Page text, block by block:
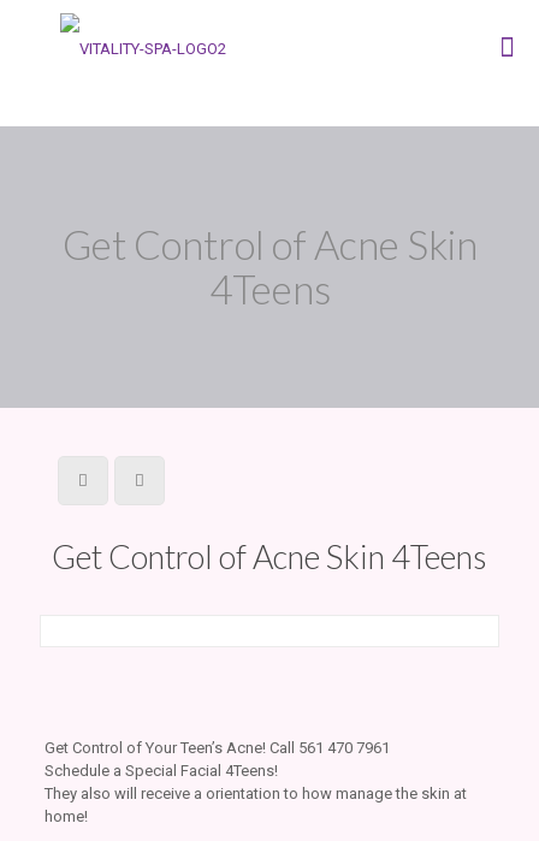
Get Control of Acne Skin
4Teens
Get Control of Acne Skin 4Teens
Get Control of Your Teen’s Acne! Call 561 470 7961
Schedule a Special Facial 4Teens!
They also will receive a orientation to how manage the skin at
home!